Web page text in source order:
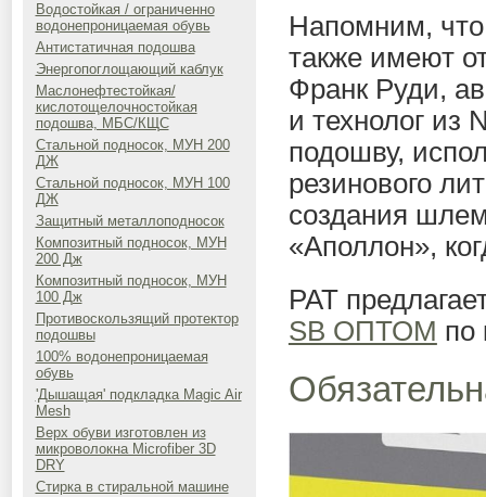
Водостойкая / ограниченно
водонепроницаемая обувь
Антистатичная подошва
Энергопоглощающий каблук
Маслонефтестойкая/
кислотощелочностойкая
подошва, МБС/КЩС
Стальной подносок, МУН 200
ДЖ
Стальной подносок, МУН 100
ДЖ
Защитный металлоподносок
Композитный подносок, МУН
200 Дж
Композитный подносок, МУН
100 Дж
Противоскользящий протектор
подошвы
100% водонепроницаемая
обувь
'Дышащая' подкладка Magic Air
Mesh
Верх обуви изготовлен из
микроволокна Microfiber 3D
DRY
Стирка в стиральной машине
Напомним,
также имеют
Франк Руди,
и технолог из
подошву,
резинового
создания
«Аполлон»,
РАТ
SB ОПТОМ по